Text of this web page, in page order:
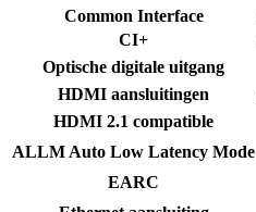
Common Interface
CI+
Optische digitale uitgang
HDMI aansluitingen
HDMI 2.1 compatible
ALLM Auto Low Latency Mode
EARC